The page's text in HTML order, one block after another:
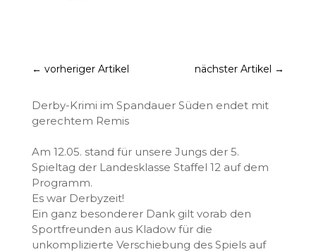
← vorheriger Artikel nächster Artikel →
Derby-Krimi im Spandauer Süden endet mit
gerechtem Remis
​Am 12.05. stand für unsere Jungs der 5.
Spieltag der Landesklasse Staffel 12 auf dem
Programm.
Es war Derbyzeit!
Ein ganz besonderer Dank gilt vorab den
Sportfreunden aus Kladow für die
unkomplizierte Verschiebung des Spiels auf